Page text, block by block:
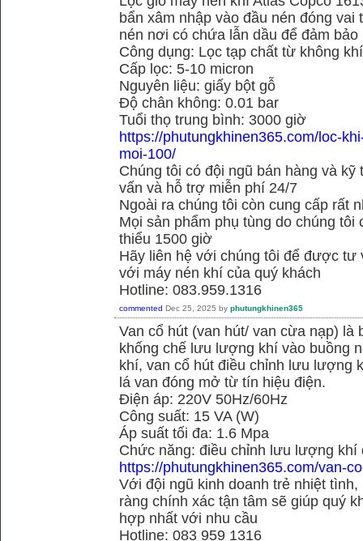
bẩn xâm nhập vào đầu nén đóng
nén nơi có chứa lẫn dầu để đảm
Công dụng: Lọc tạp chất từ không
Cấp lọc: 5-10 micron
Nguyên liệu: giấy bột gỗ
Độ chân không: 0.01 bar
Tuổi thọ trung bình: 3000 giờ
https://phutungkhinen365.com/loc-
moi-100/
Chúng tôi có đội ngũ bán hàng và
vấn và hỗ trợ miễn phí 24/7
Ngoài ra chúng tôi còn cung cấp rất
Mọi sản phẩm phụ tùng do chúng
thiểu 1500 giờ
Hãy liên hệ với chúng tôi để được tư
với máy nén khí của quý khách
Hotline: 083.959.1316
commented Dec 25, 2025 by phutungkhinen365
Van cổ hút (van hút/ van cừa nạp) là
khống chế lưu lượng khí vào buồng
khí, van cổ hút điều chỉnh lưu lượng
lá van đóng mở từ tín hiệu điện.
Điện áp: 220V 50Hz/60Hz
Công suất: 15 VA (W)
Áp suất tối đa: 1.6 Mpa
Chức năng: điều chỉnh lưu lượng khí
https://phutungkhinen365.com/van-
Với đội ngũ kinh doanh trẻ nhiệt
ràng chính xác tận tâm sẽ giúp quý
hợp nhất với nhu cầu
Hotline: 083 959 1316